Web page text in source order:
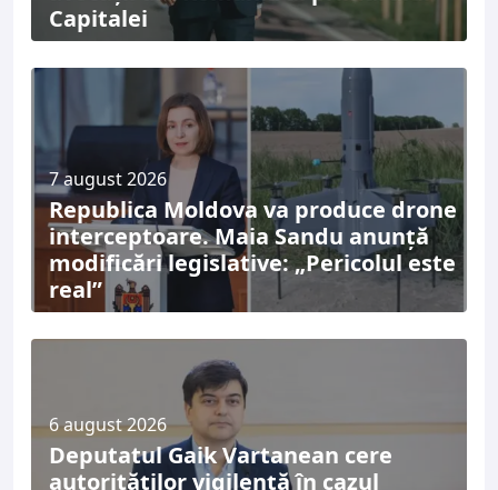
Capitalei
7 august 2026
Republica Moldova va produce drone
interceptoare. Maia Sandu anunță
modificări legislative: „Pericolul este
real”
6 august 2026
Deputatul Gaik Vartanean cere
autorităților vigilență în cazul